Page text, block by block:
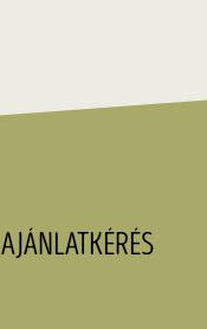
AJÁNLATKÉRÉS